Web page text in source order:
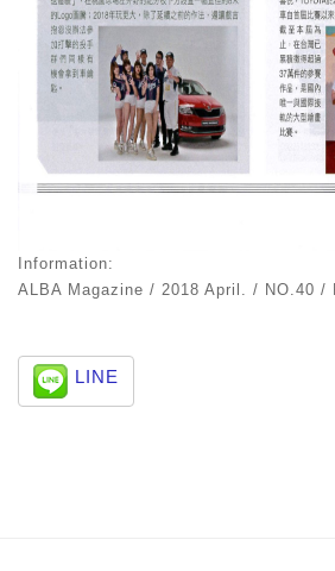
Information:
ALBA Magazine / 2018 April. / NO.40 /
LINE